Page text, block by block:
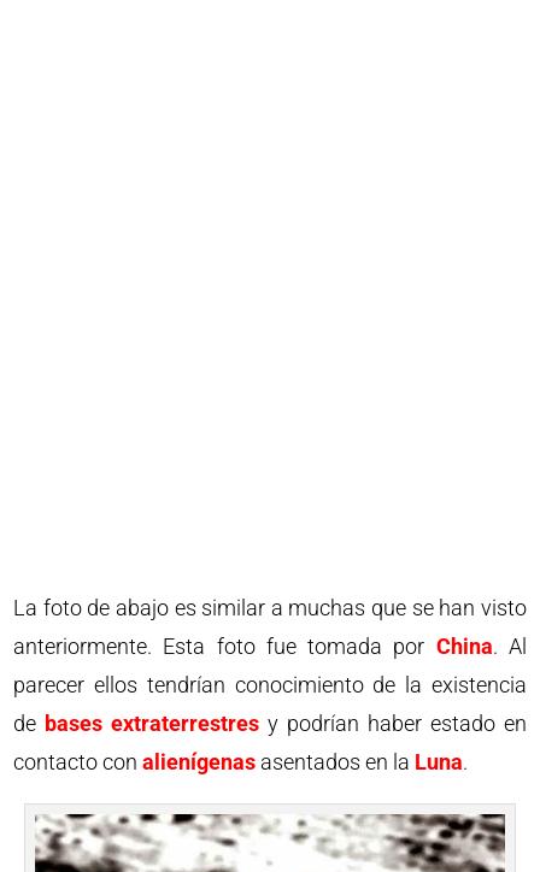
La foto de abajo es similar a muchas que se han visto
anteriormente. Esta foto fue tomada por China. Al
parecer ellos tendrían conocimiento de la existencia
de bases extraterrestres y podrían haber estado en
contacto conalienígenas asentados en la Luna.